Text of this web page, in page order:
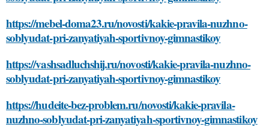
https://mebel-doma23.ru/novosti/kakie-pravila-nuzhno-
soblyudat-pri-zanyatiyah-sportivnoy-gimnastikoy
https://vashsadluchshij.ru/novosti/kakie-pravila-nuzhno-
soblyudat-pri-zanyatiyah-sportivnoy-gimnastikoy
https://hudeite-bez-problem.ru/novosti/kakie-pravila-
nuzhno-soblyudat-pri-zanyatiyah-sportivnoy-gimnastikoy